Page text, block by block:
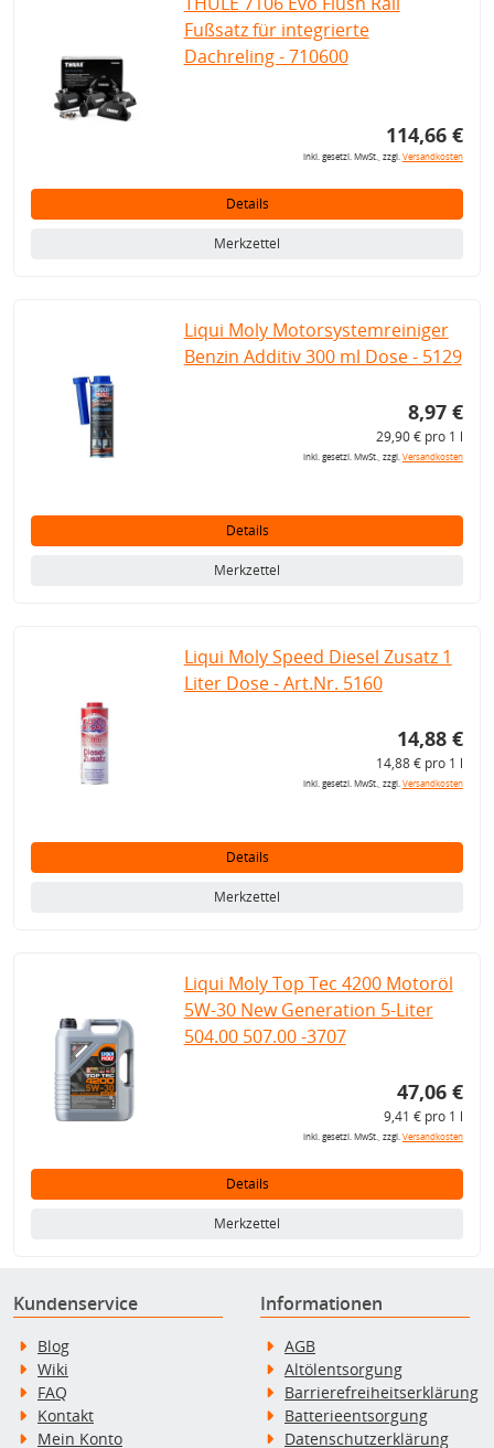
Fußsatz für integrierte
Dachreling - 710600
114,66 €
inkl. gesetzl. MwSt., zzgl.Versandkosten
Details
Merkzettel
Liqui Moly Motorsystemreiniger
Benzin Additiv 300 ml Dose - 5129
8,97 €
29,90 € pro 1 l
inkl. gesetzl. MwSt., zzgl.Versandkosten
Details
Merkzettel
Liqui Moly Speed Diesel Zusatz 1
Liter Dose - Art.Nr. 5160
14,88 €
14,88 € pro 1 l
inkl. gesetzl. MwSt., zzgl.Versandkosten
Details
Merkzettel
Liqui Moly Top Tec 4200 Motoröl
5W-30 New Generation 5-Liter
504.00 507.00 -3707
47,06 €
9,41 € pro 1 l
inkl. gesetzl. MwSt., zzgl.Versandkosten
Details
Merkzettel
Kundenservice
Blog
Wiki
FAQ
Kontakt
Mein Konto
Informationen
AGB
Altölentsorgung
Barrierefreiheitserklärung
Batterieentsorgung
Datenschutzerklärung